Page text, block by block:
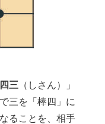
四三 （しさん）」
三を「棒四」に
ることを、相手